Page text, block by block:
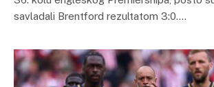
savladali Brentford rezultatom 3:0.…